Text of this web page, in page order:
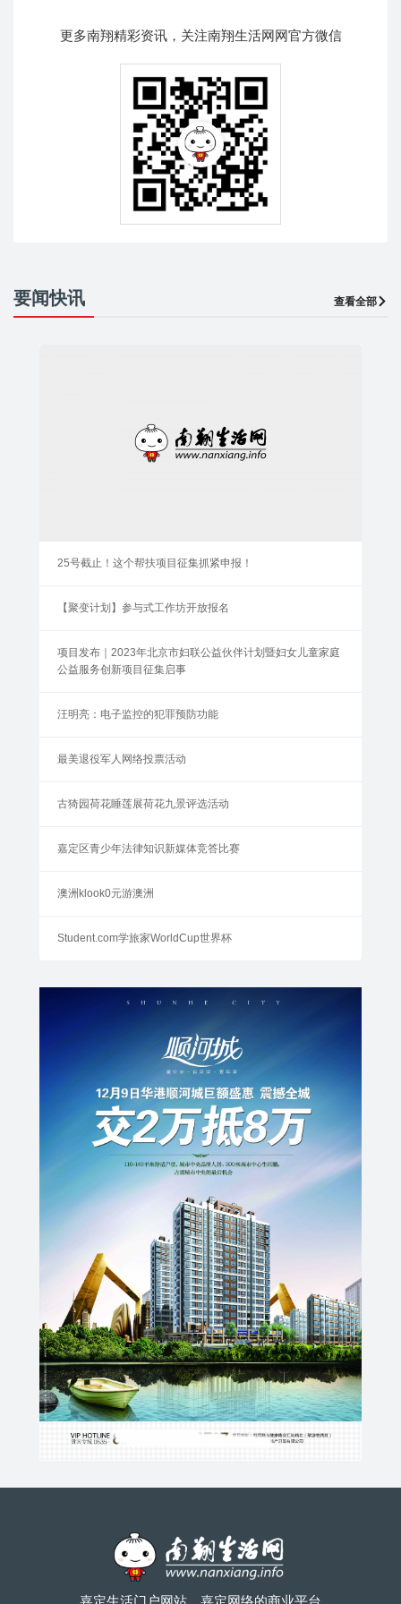
更多南翔精彩资讯，关注南翔生活网网官方微信
要闻快讯 查看全部
25号截止！这个帮扶项目征集抓紧申报！
【聚变计划】参与式工作坊开放报名
项目发布｜2023年北京市妇联公益伙伴计划暨妇女儿童家庭
公益服务创新项目征集启事
汪明亮：电子监控的犯罪预防功能
最美退役军人网络投票活动
古猗园荷花睡莲展荷花九景评选活动
嘉定区青少年法律知识新媒体竞答比赛
澳洲klook0元游澳洲
Student.com学旅家WorldCup世界杯
嘉定生活门户网站，嘉定网络的商业平台